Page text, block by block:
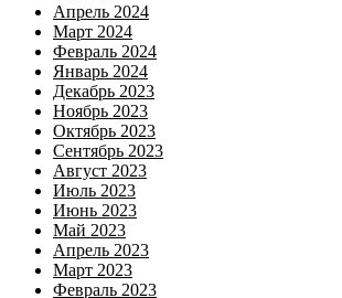
Апрель 2024
Март 2024
Февраль 2024
Январь 2024
Декабрь 2023
Ноябрь 2023
Октябрь 2023
Сентябрь 2023
Август 2023
Июль 2023
Июнь 2023
Май 2023
Апрель 2023
Март 2023
Февраль 2023